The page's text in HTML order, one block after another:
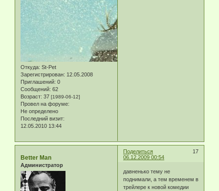
Откуда: St-Pet
Зарегистрирован: 12.05.2008
Приглашений: 0
Сообщений: 62
Возраст: 37 [1989-06-12]
Провел на форуме:
Не определено
Последний визит:
12.05.2010 13:44
Поделиться
17
06.12.2009 00:54
Better Man
Администратор
давненько тему не
поднимали, а тем временем в
трейлере к новой комедии